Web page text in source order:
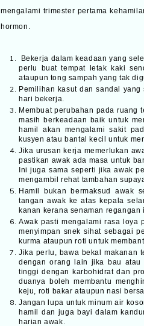
mengalami trimester pertama
hormon.
Bekerja dalam keadaan yang
perlu buat tempat letak kaki
ataupun tong sampah yang tak
Pemilihan kasut dan sandal
hari bekerja.
Membuat perubahan pada ruang
masih berkeadaan baik untuk
hamil akan mengalami sakit
kusyen atau bantal kecil untuk
Jika urusan kerja memerlukan
pastikan awak ada masa untuk
Ini juga sama seperti jika awak
mengambil rehat tambahan
Hamil bukan bermaksud awak
tangan awak ke atas kepala
kanan kerana senaman
Awak pasti mengalami rasa loya
menyimpan snek sihat sebagai
kurma ataupun roti untuk
Jika perlu, bawa bekal makanan
dengan orang lain jika bau atau
tinggi dengan karbohidrat dan
duanya boleh membantu
keju, roti bakar ataupun nasi
Jangan lupa untuk minum air
hamil dan juga bayi dalam
harian awak.